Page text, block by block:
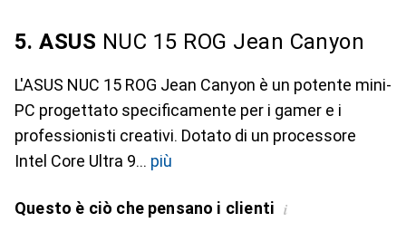
5. ASUS NUC 15 ROG Jean Canyon
L'ASUS NUC 15 ROG Jean Canyon è un potente mini-
PC progettato specificamente per i gamer e i
professionisti creativi. Dotato di un processore
Intel Core Ultra 9
più
Questo è ciò che pensano i clienti i